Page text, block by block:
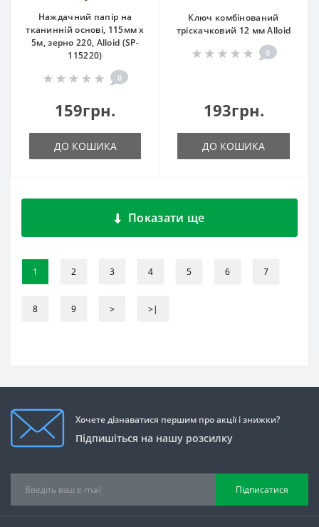
Наждачний папір на
тканинній основі, 115мм х
5м, зерно 220, Alloid (SP-
115220)
0
159грн.
ДО КОШИКА
Ключ комбінований
тріскачковий 12 мм Alloid
0
193грн.
ДО КОШИКА
Показати ще
1 2 3 4 5 6 7
8 9 > >|
Хочете дізнаватися першим про акції і знижки?
Підпишіться на нашу розсилку
Підписатися